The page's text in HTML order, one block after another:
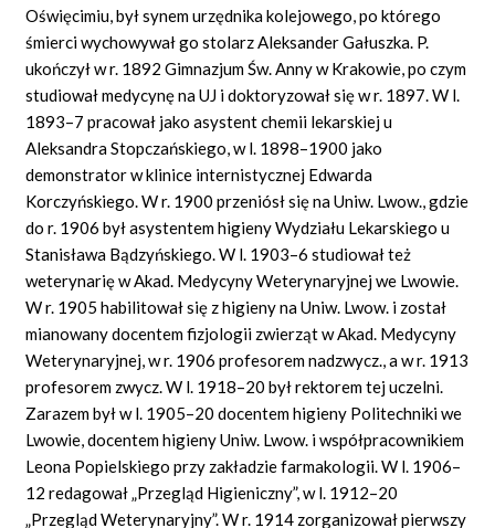
GRAF POWIĄZAŃ
DYSKUSJA
Mapa
Oświęcimiu, był synem urzędnika kolejowego, po którego
śmierci wychowywał go stolarz Aleksander Gałuszka. P.
ukończył w r. 1892 Gimnazjum Św. Anny w Krakowie, po czym
studiował medycynę na UJ i doktoryzował się w r. 1897. W l.
1893–7 pracował jako asystent chemii lekarskiej u
Aleksandra Stopczańskiego, w l. 1898–1900 jako
demonstrator w klinice internistycznej Edwarda
Korczyńskiego. W r. 1900 przeniósł się na Uniw. Lwow., gdzie
do r. 1906 był asystentem higieny Wydziału Lekarskiego u
Stanisława Bądzyńskiego. W l. 1903–6 studiował też
weterynarię w Akad. Medycyny Weterynaryjnej we Lwowie.
W r. 1905 habilitował się z higieny na Uniw. Lwow. i został
mianowany docentem fizjologii zwierząt w Akad. Medycyny
Weterynaryjnej, w r. 1906 profesorem nadzwycz., a w r. 1913
profesorem zwycz. W l. 1918–20 był rektorem tej uczelni.
Zarazem był w l. 1905–20 docentem higieny Politechniki we
Lwowie, docentem higieny Uniw. Lwow. i współpracownikiem
Leona Popielskiego przy zakładzie farmakologii. W l. 1906–
12 redagował „Przegląd Higieniczny”, w l. 1912–20
„Przegląd Weterynaryjny”. W r. 1914 zorganizował pierwszy